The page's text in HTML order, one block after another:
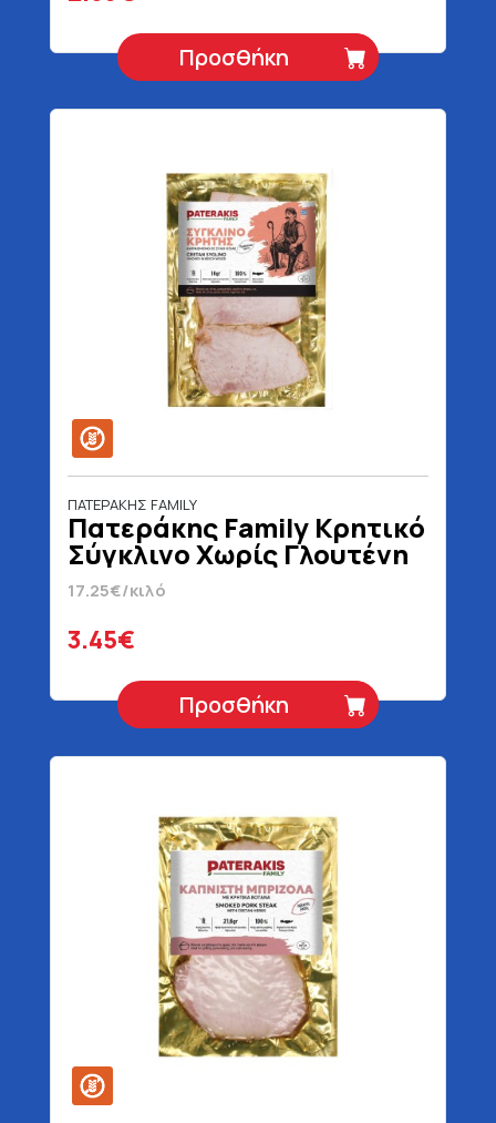
Προσθήκη
ΠΑΤΕΡΑΚΗΣ FAMILY
Πατεράκης Family Κρητικό
Σύγκλινο Χωρίς Γλουτένη
200 gr
17.25€/κιλό
3.45€
Προσθήκη